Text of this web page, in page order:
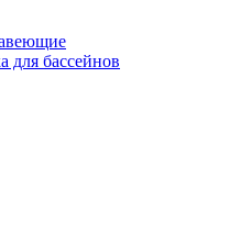
для бассейнов